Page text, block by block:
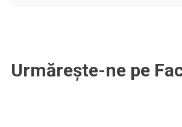
Urmărește-ne pe